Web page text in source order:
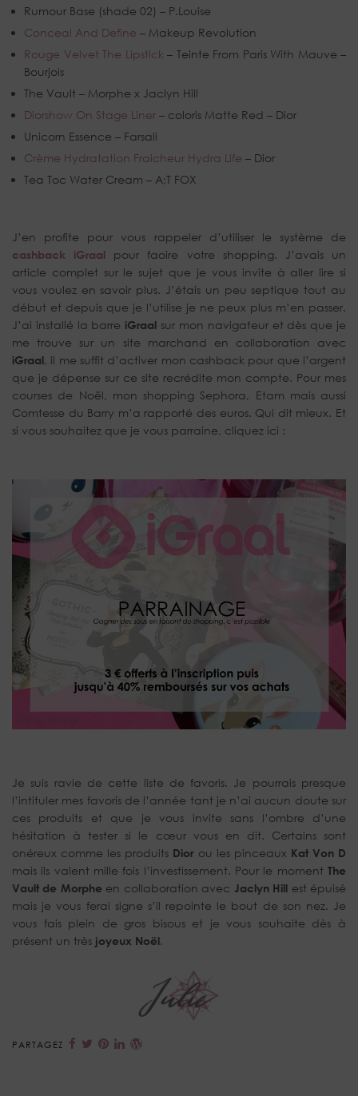
Rumour Base (shade 02) – P.Louise
Conceal And Define – Makeup Revolution
Rouge Velvet The Lipstick – Teinte From Paris With Mauve –
Bourjois
The Vault – Morphe x Jaclyn Hill
Diorshow On Stage Liner – coloris Matte Red – Dior
Unicorn Essence – Farsali
Crème Hydratation Fraicheur Hydra Life – Dior
Tea Toc Water Cream – A;T FOX
J’en profite pour vous rappeler d’utiliser le système de
cashback iGraal pour faoire votre shopping. J’avais un
article complet sur le sujet que je vous invite à aller lire si
vous voulez en savoir plus. J’étais un peu septique tout au
début et depuis que je l’utilise je ne peux plus m’en passer.
J’ai installé la barre iGraal sur mon navigateur et dès que je
me trouve sur un site marchand en collaboration avec
iGraal, il me suffit d’activer mon cashback pour que l’argent
que je dépense sur ce site recrédite mon compte. Pour mes
courses de Noël, mon shopping Sephora, Etam mais aussi
Comtesse du Barry m’a rapporté des euros. Qui dit mieux. Et
si vous souhaitez que je vous parraine, cliquez ici :
Je suis ravie de cette liste de favoris. Je pourrais presque
l’intituler mes favoris de l’année tant je n’ai aucun doute sur
ces produits et que je vous invite sans l’ombre d’une
hésitation à tester si le cœur vous en dit. Certains sont
onéreux comme les produits Dior ou les pinceaux Kat Von D
mais ils valent mille fois l’investissement. Pour le moment The
Vault de Morphe en collaboration avec Jaclyn Hill est épuisé
mais je vous ferai signe s’il repointe le bout de son nez. Je
vous fais plein de gros bisous et je vous souhaite dès à
présent un très joyeux Noël.
PARTAGEZ